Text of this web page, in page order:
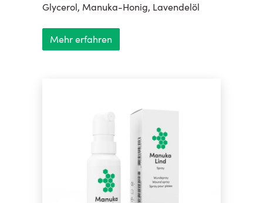
Glycerol, Manuka-Honig, Lavendelöl
Mehr erfahren